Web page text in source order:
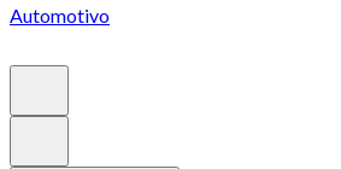
Automotivo